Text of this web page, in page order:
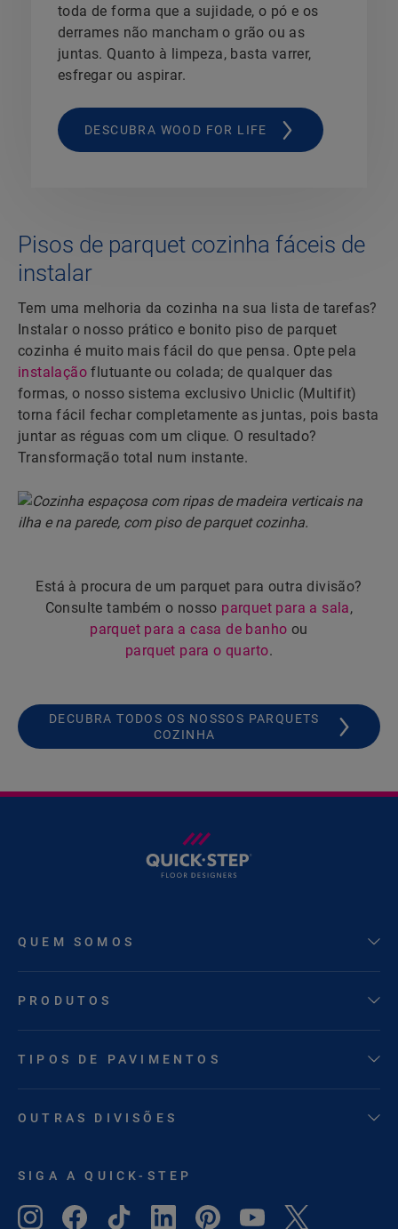
toda de forma que a sujidade, o pó e os
derrames não mancham o grão ou as
juntas. Quanto à limpeza, basta varrer,
esfregar ou aspirar.
DESCUBRA WOOD FOR LIFE
Pisos de parquet cozinha fáceis de
instalar
Tem uma melhoria da cozinha na sua lista de tarefas?
Instalar o nosso prático e bonito piso de parquet
cozinha é muito mais fácil do que pensa. Opte pela
instalação flutuante ou colada; de qualquer das
formas, o nosso sistema exclusivo Uniclic (Multifit)
torna fácil fechar completamente as juntas, pois basta
juntar as réguas com um clique. O resultado?
Transformação total num instante.
Está à procura de um parquet para outra divisão?
Consulte também o nosso parquet para a sala,
parquet para a casa de banho ou
parquet para o quarto.
DECUBRA TODOS OS NOSSOS PARQUETS
COZINHA
QUEM SOMOS
PRODUTOS
TIPOS DE PAVIMENTOS
OUTRAS DIVISÕES
SIGA A QUICK-STEP